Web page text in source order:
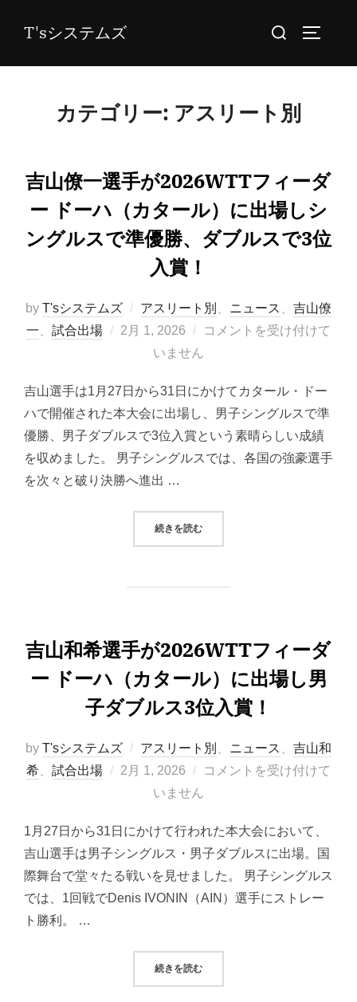
T'sシステムズ
検
対
カテゴリー: アスリート別
吉山僚一選手が2026WTTフィーダ
ー ドーハ（カタール）に出場しシ
ングルスで準優勝、ダブルスで3位
入賞！
by T'sシステムズ アスリート別 、 ニュース 、 吉山僚
一、 試合出場
投
2月 1, 2026
コメントを受け付けて
いません
吉山選手は1月27日から31日にかけてカタール・ドー
ハで開催された本大会に出場し、男子シングルスで準
優勝、男子ダブルスで3位入賞という素晴らしい成績
を収めました。 男子シングルスでは、各国の強豪選手
を次々と破り決勝へ進出 …
続きを読む“吉山僚一選手が2026WTTフィー
吉山和希選手が2026WTTフィーダ
ー ドーハ（カタール）に出場し男
子ダブルス3位入賞！
by T'sシステムズ アスリート別 、 ニュース 、 吉山和
希、 試合出場
投
2月 1, 2026
コメントを受け付けて
いません
1月27日から31日にかけて行われた本大会において、
吉山選手は男子シングルス・男子ダブルスに出場。国
際舞台で堂々たる戦いを見せました。 男子シングルス
では、1回戦でDenis IVONIN（AIN）選手にストレー
ト勝利。 …
続きを読む“吉山和希選手が2026WTTフィー